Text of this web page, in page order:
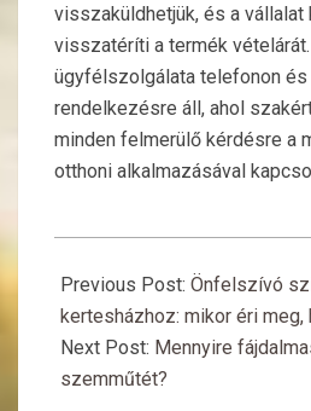
visszaküldhetjük, és a vállalat
visszatéríti a termék
ügyfélszolgálata telefonon
rendelkezésre áll, ahol
minden felmerülő kérdésre a
otthoni alkalmazásával
11-
19
Previous Post: Önfelszívó
kertesházhoz: mikor éri meg,
Next Post: Mennyire
szemműtét?